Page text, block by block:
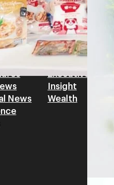
News
Biz
Corporate
Executive
Insight
Wealth